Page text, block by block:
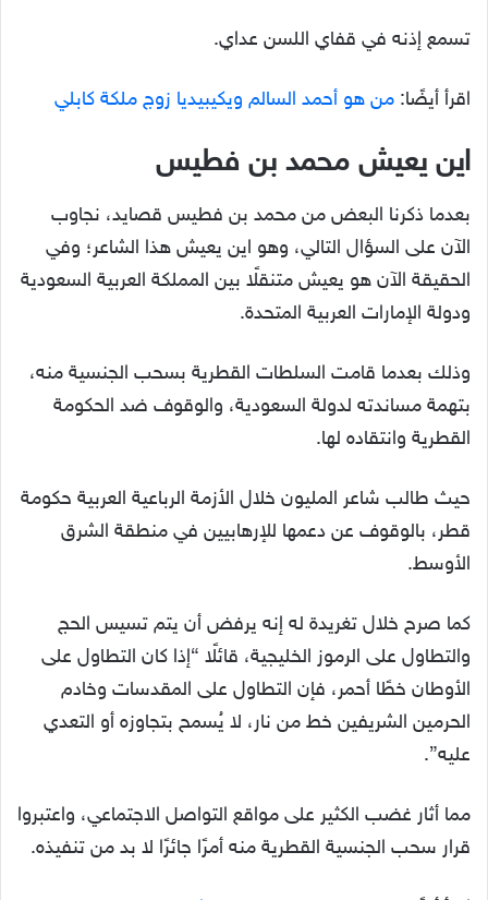
تسمع إذنه في قفاي اللسن عداي.
اقرأ أيضًا: من هو أحمد السالم ويكيبيديا زوج ملكة كابلي
اين يعيش محمد بن فطيس
بعدما ذكرنا البعض من محمد بن فطيس قصايد، نجاوب
الآن على السؤال التالي، وهو اين يعيش هذا الشاعر؛ وفي
الحقيقة الآن هو يعيش متنقلًا بين المملكة العربية السعودية
ودولة الإمارات العربية المتحدة.
وذلك بعدما قامت السلطات القطرية بسحب الجنسية منه،
بتهمة مساندته لدولة السعودية، والوقوف ضد الحكومة
القطرية وانتقاده لها.
حيث طالب شاعر المليون خلال الأزمة الرباعية العربية حكومة
قطر، بالوقوف عن دعمها للإرهابيين في منطقة الشرق
الأوسط.
كما صرح خلال تغريدة له إنه يرفض أن يتم تسيس الحج
والتطاول على الرموز الخليجية، قائلًا “إذا كان التطاول على
الأوطان خطًا أحمر، فإن التطاول على المقدسات وخادم
الحرمين الشريفين خط من نار، لا يُسمح بتجاوزه أو التعدي
عليه”.
مما أثار غضب الكثير على مواقع التواصل الاجتماعي، واعتبروا
قرار سحب الجنسية القطرية منه أمرًا جائرًا لا بد من تنفيذه.